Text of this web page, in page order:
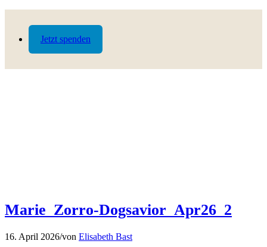
Jetzt spenden
Marie_Zorro-Dogsavior_Apr26_2
16. April 2026/von Elisabeth Bast